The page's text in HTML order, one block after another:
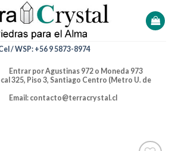
/ WSP: +56 9 5873-8974
972 o Moneda 973
Santiago Centro (Metro U. de